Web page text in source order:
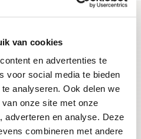
van cookies
en advertenties te
voor social media te bieden
analyseren. Ook delen we
onze site met onze
adverteren en analyse. Deze
combineren met andere
proeverijen en